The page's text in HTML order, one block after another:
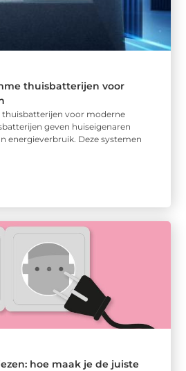
thuisbatterijen voor
thuisbatterijen voor moderne
geven huiseigenaren
energieverbruik. Deze systemen
hoe maak je de juiste